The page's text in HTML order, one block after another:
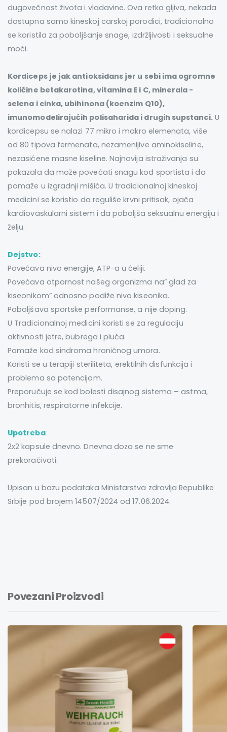
dugovečnost života i vladavine. Ova retka gljiva, nekada
dostupna samo kineskoj carskoj porodici, tradicionalno
se koristila za poboljšanje snage, izdržljivosti i seksualne
moći.
Kordiceps je jak antioksidans jer u sebi ima ogromne
količine betakarotina, vitamina E i C, minerala -
selena i cinka, ubihinona (koenzim Q10),
imunomodelirajućih polisaharida i drugih supstanci.U
kordicepsu se nalazi 77 mikro i makro elemenata, više
od 80 tipova fermenata, nezamenljive aminokiseline,
nezasićene masne kiseline. Najnovija istraživanja su
pokazala da može povećati snagu kod sportista i da
pomaže u izgradnji mišića. U tradicionalnoj kineskoj
medicini se koristio da reguliše krvni pritisak, ojača
kardiovaskularni sistem i da poboljša seksualnu energiju i
želju.
Dejstvo:
Povećava nivo energije, ATP-a u ćeliji.
Povećava otpornost našeg organizma na” glad za
kiseonikom” odnosno podiže nivo kiseonika.
Poboljšava sportske performanse, a nije doping.
U Tradicionalnoj medicini koristi se za regulaciju
aktivnosti jetre, bubrega i pluća.
Pomaže kod sindroma hroničnog umora.
Koristi se u terapiji steriliteta, erektilnih disfunkcija i
problema sa potencijom.
Preporučuje se kod bolesti disajnog sistema – astma,
bronhitis, respiratorne infekcije.
Upotreba
2x2 kapsule dnevno. Dnevna doza se ne sme
prekoračivati.
Upisan u bazu podataka Ministarstva zdravlja Republike
Srbije pod brojem 14507/2024 od 17.06.2024.
Povezani Proizvodi